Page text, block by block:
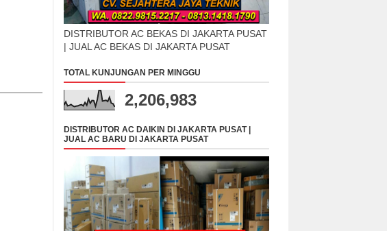
DISTRIBUTOR AC BEKAS DI JAKARTA PUSAT
| JUAL AC BEKAS DI JAKARTA PUSAT
TOTAL KUNJUNGAN PER MINGGU
2,206,983
DISTRIBUTOR AC DAIKIN DI JAKARTA PUSAT |
JUAL AC BARU DI JAKARTA PUSAT